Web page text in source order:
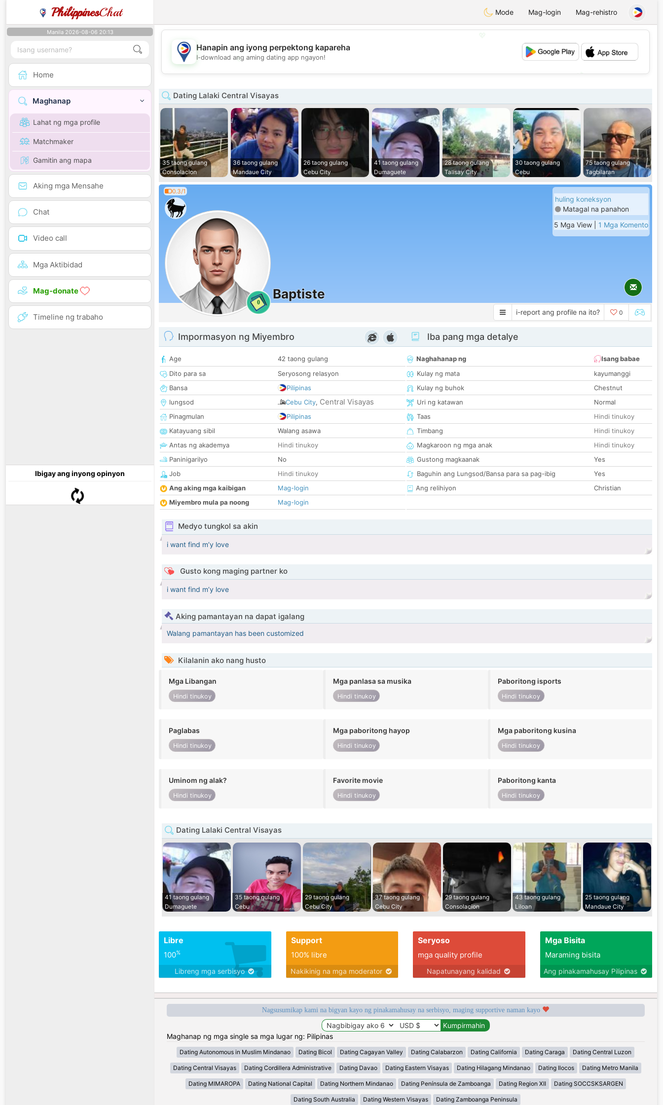
PhilippinesChat Mode Mag-login Mag-rehistro
Manila 2026-08-06 20:13
Home
Maghanap
Lahat ng mga profile
Matchmaker
Gamitin ang mapa
Aking mga Mensahe
Chat
Video call
Mga Aktibidad
Mag-donate
Timeline ng trabaho
Ibigay ang inyong opinyon
💖
💕
Hanapin ang iyong perpektong kapareha
I-download ang aming dating app ngayon!
Dating Lalaki Central Visayas
35 taong gulang
Consolacion
36 taong gulang
Mandaue City
26 taong gulang
Cebu City
41 taong gulang
Dumaguete
28 taong gulang
Talisay City
30 taong gulang
Cebu
75 taong gulang
Tagbilaran
0.3/1
0
Baptiste
huling koneksyon
Matagal na panahon
5 Mga View | 1 Mga Komento
i-report ang profile na ito? 0
Impormasyon ng Miyembro
Age
42 taong gulang
Dito para sa
Seryosong relasyon
Bansa
Pilipinas
lungsod
Cebu City, Central Visayas
Pinagmulan
Pilipinas
Katayuang sibil
Walang asawa
Antas ng akademya
Hindi tinukoy
Paninigarilyo
No
Job
Hindi tinukoy
Ang aking mga kaibigan
Mag-login
Miyembro mula pa noong
Mag-login
Iba pang mga detalye
Naghahanap ng
Isang babae
Kulay ng mata
kayumanggi
Kulay ng buhok
Chestnut
Uri ng katawan
Normal
Taas
Hindi tinukoy
Timbang
Hindi tinukoy
Magkaroon ng mga anak
Hindi tinukoy
Gustong magkaanak
Yes
Baguhin ang Lungsod/Bansa para sa pag-ibig
Yes
Ang relihiyon
Christian
Medyo tungkol sa akin
i want find m’y love
Gusto kong maging partner ko
i want find m’y love
Aking pamantayan na dapat igalang
Walang pamantayan has been customized
Kilalanin ako nang husto
Mga Libangan
Hindi tinukoy
Mga panlasa sa musika
Hindi tinukoy
Paboritong isports
Hindi tinukoy
Paglabas
Hindi tinukoy
Mga paboritong hayop
Hindi tinukoy
Mga paboritong kusina
Hindi tinukoy
Uminom ng alak?
Hindi tinukoy
Favorite movie
Hindi tinukoy
Paboritong kanta
Hindi tinukoy
Dating Lalaki Central Visayas
41 taong gulang
Dumaguete
35 taong gulang
Cebu
29 taong gulang
Cebu City
37 taong gulang
Cebu City
29 taong gulang
Consolacion
43 taong gulang
Liloan
25 taong gulang
Mandaue City
Libre
100%
Libreng mga serbisyo
Support
100% libre
Nakikinig na mga moderator
Seryoso
mga quality profile
Napatunayang kalidad
Mga Bisita
Maraming bisita
Ang pinakamahusay Pilipinas
Nagsusumikap kami na bigyan kayo ng pinakamahusay na serbisyo, maging supportive naman kayo
Maghanap ng mga single sa mga lugar ng: Pilipinas
Dating Autonomous in Muslim Mindanao Dating Bicol Dating Cagayan Valley Dating Calabarzon Dating California Dating Caraga Dating Central Luzon
Dating Central Visayas Dating Cordillera Administrative Dating Davao Dating Eastern Visayas Dating Hilagang Mindanao Dating Ilocos Dating Metro Manila
Dating MIMAROPA Dating National Capital Dating Northern Mindanao Dating Península de Zamboanga Dating Region XII Dating SOCCSKSARGEN
Dating South Australia Dating Western Visayas Dating Zamboanga Peninsula